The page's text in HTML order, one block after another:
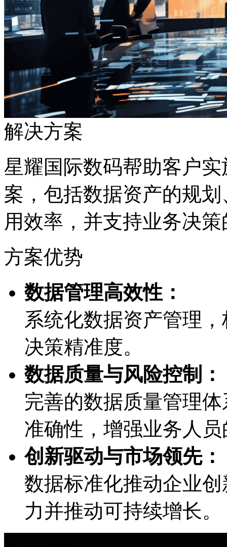
解决方案
星耀国际数码帮助客户
案，包括数据资产的规划
用效率，并支持业务决
方案优势
数据管理高效性：
系统化数据资产管理
决策精准度。
数据质量与风险控制：
完善的数据质量管理体
准确性，增强业务人
创新驱动与市场领先：
数据标准化推动企业创
力并推动可持续增长。